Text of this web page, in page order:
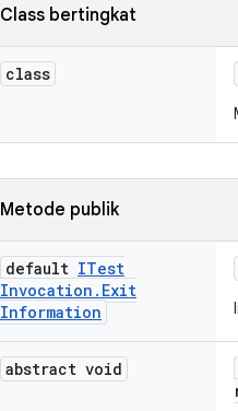
Class bertingkat
class
Metode publik
default ITest
Invocation . Exit
Information
abstract void